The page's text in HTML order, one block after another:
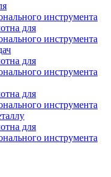
инструмента
для
инструмента
для
инструмента
для
инструмента
для
инструмента